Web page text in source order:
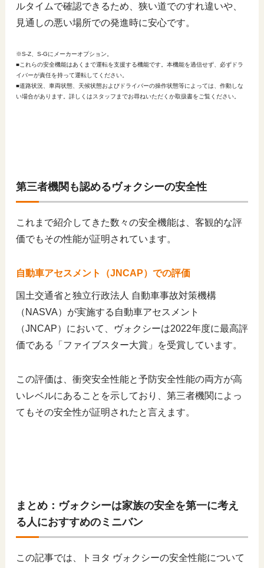
ルタイムで確認できるため、狭い道でのすれ違いや、
見通しの悪い場所での発進時に安心です。
※S-Z、S-Gにメーカーオプション。
■これらの安全機能はあくまで運転を支援する機能です。本機能を過信せず、必ずドラ
イバーが責任を持って運転してください。
■道路状況、車両状態、天候状態およびドライバーの操作状態等によっては、作動しな
い場合があります。詳しくはスタッフまでお尋ねいただくか取扱書をご覧ください。
第三者機関も認めるヴォクシーの安全性
これまで紹介してきた数々の安全機能は、客観的な評
価でもその性能が証明されています。
自動車アセスメント（JNCAP）での評価
国土交通省と独立行政法人 自動車事故対策機構
（NASVA）が実施する自動車アセスメント
（JNCAP）において、ヴォクシーは2022年度に最高評
価である「ファイブスター大賞」を受賞しています。
この評価は、衝突安全性能と予防安全性能の両方が高
いレベルにあることを示しており、第三者機関によっ
てもその安全性が証明されたと言えます。
まとめ：ヴォクシーは家族の安全を第一に考え
る人におすすめのミニバン
この記事では、トヨタ ヴォクシーの安全性能について